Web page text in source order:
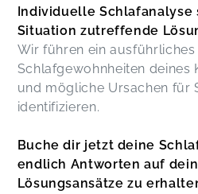
Individuelle Schlafanalyse
Situation zutreffende
Wir führen ein
Schlafgewohnheiten deines
und mögliche Ursachen für
identifizieren.
Buche dir jetzt deine
endlich Antworten auf
Lösungsansätze zu